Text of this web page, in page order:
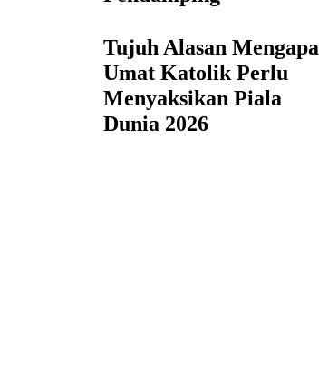
Tujuh Alasan Mengapa
Umat Katolik Perlu
Menyaksikan Piala
Dunia 2026